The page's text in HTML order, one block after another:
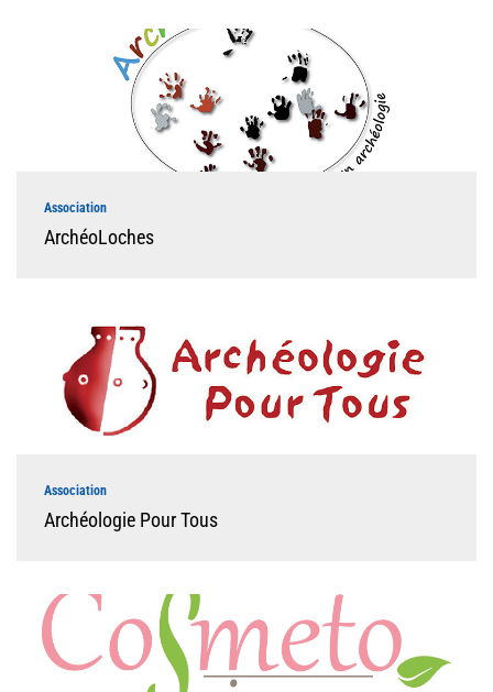
Association
ArchéoLoches
Association
Archéologie Pour Tous